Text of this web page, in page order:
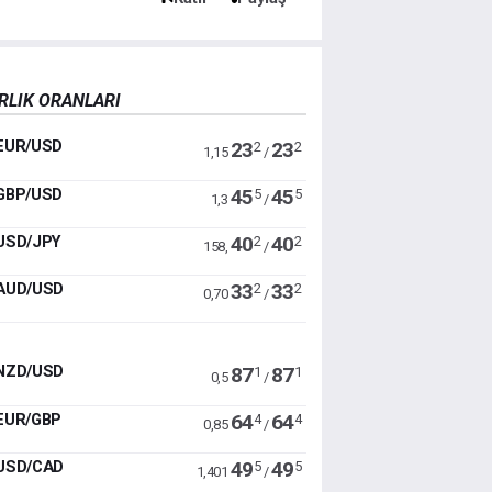
ORANLARI
USD 1,15 232/ 232
USD 1,3 455/455
JPY 158, 402/402
USD 0,70332/332
USD 0,5 871 / 871
GBP 0,85 644/ 644
CAD 1,401 495/495